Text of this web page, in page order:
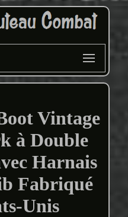
Vintage
à Double
Harnais
Fabriqué
Unis